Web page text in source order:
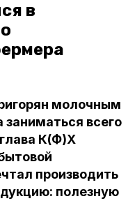
в
молочным
всего
К(Ф)Х
производить
полезную